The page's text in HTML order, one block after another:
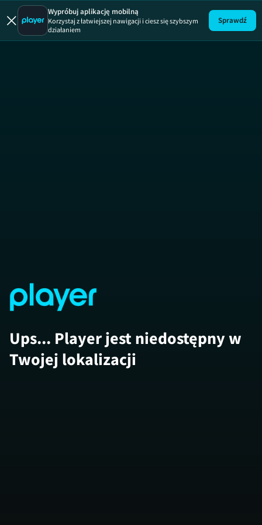
Diabelnie
Wypróbuj aplikację mobilną
Korzystaj z łatwiejszej nawigacji i ciesz się szybszym
działaniem
Sprawdź
Ups... Player jest niedostępny w
Twojej lokalizacji